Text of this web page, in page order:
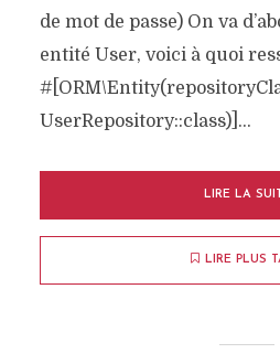
de mot de passe) On va
entité User, voici à quoi
UserRepository::class)]...
LIRE LA
LIRE PLUS